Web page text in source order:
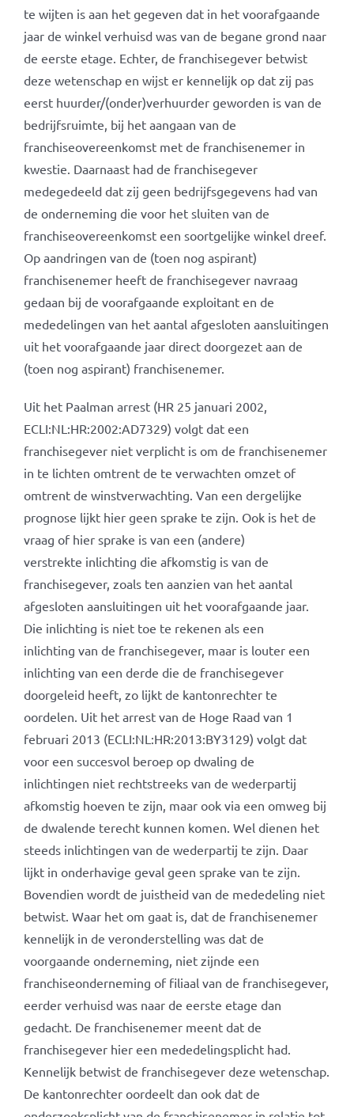
te wijten is aan het gegeven dat in het voorafgaande
jaar de winkel verhuisd was van de begane grond naar
de eerste etage. Echter, de franchisegever betwist
deze wetenschap en wijst er kennelijk op dat zij pas
eerst huurder/(onder)verhuurder geworden is van de
bedrijfsruimte, bij het aangaan van de
franchiseovereenkomst met de franchisenemer in
kwestie. Daarnaast had de franchisegever
medegedeeld dat zij geen bedrijfsgegevens had van
de onderneming die voor het sluiten van de
franchiseovereenkomst een soortgelijke winkel dreef.
Op aandringen van de (toen nog aspirant)
franchisenemer heeft de franchisegever navraag
gedaan bij de voorafgaande exploitant en de
mededelingen van het aantal afgesloten aansluitingen
uit het voorafgaande jaar direct doorgezet aan de
(toen nog aspirant) franchisenemer.
Uit het Paalman arrest (HR 25 januari 2002,
ECLI:NL:HR:2002:AD7329) volgt dat een
franchisegever niet verplicht is om de franchisenemer
in te lichten omtrent de te verwachten omzet of
omtrent de winstverwachting. Van een dergelijke
prognose lijkt hier geen sprake te zijn. Ook is het de
vraag of hier sprake is van een (andere)
verstrekte inlichting die afkomstig is van de
franchisegever, zoals ten aanzien van het aantal
afgesloten aansluitingen uit het voorafgaande jaar.
Die inlichting is niet toe te rekenen als een
inlichting van de franchisegever, maar is louter een
inlichting van een derde die de franchisegever
doorgeleid heeft, zo lijkt de kantonrechter te
oordelen. Uit het arrest van de Hoge Raad van 1
februari 2013 (ECLI:NL:HR:2013:BY3129) volgt dat
voor een succesvol beroep op dwaling de
inlichtingen niet rechtstreeks van de wederpartij
afkomstig hoeven te zijn, maar ook via een omweg bij
de dwalende terecht kunnen komen. Wel dienen het
steeds inlichtingen van de wederpartij te zijn. Daar
lijkt in onderhavige geval geen sprake van te zijn.
Bovendien wordt de juistheid van de mededeling niet
betwist. Waar het om gaat is, dat de franchisenemer
kennelijk in de veronderstelling was dat de
voorgaande onderneming, niet zijnde een
franchiseonderneming of filiaal van de franchisegever,
eerder verhuisd was naar de eerste etage dan
gedacht. De franchisenemer meent dat de
franchisegever hier een mededelingsplicht had.
Kennelijk betwist de franchisegever deze wetenschap.
De kantonrechter oordeelt dan ook dat de